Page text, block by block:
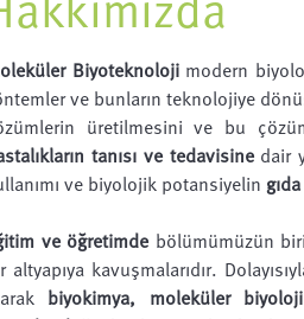
küler Biyoteknolojimodern
ve bunların teknolojiye
üretilmesini ve bu
tanısı ve tedavisinedair
ve biyolojik potansiyelin
ve öğretimde bölümümüzün
altyapıya kavuşmalarıdır.
biyokimya, moleküler